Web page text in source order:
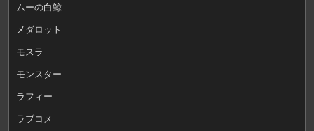
ムーの白鯨
メダロット
モスラ
モンスター
ラフィー
ラブコメ